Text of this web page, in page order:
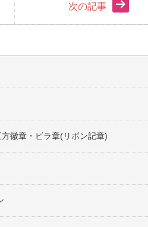
次の記事
徽章・ビラ章(リボン記章)